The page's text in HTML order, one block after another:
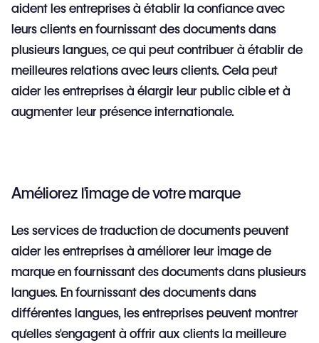
aident les entreprises à établir la confiance avec
leurs clients en fournissant des documents dans
plusieurs langues, ce qui peut contribuer à établir de
meilleures relations avec leurs clients. Cela peut
aider les entreprises à élargir leur public cible et à
augmenter leur présence internationale.
Améliorez l'image de votre marque
Les services de traduction de documents peuvent
aider les entreprises à améliorer leur image de
marque en fournissant des documents dans plusieurs
langues. En fournissant des documents dans
différentes langues, les entreprises peuvent montrer
qu'elles s'engagent à offrir aux clients la meilleure